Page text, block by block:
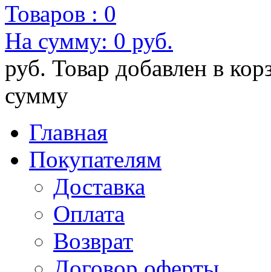
Товаров : 0
На сумму: 0 руб.
руб. Товар добавлен в
сумму
Главная
Покупателям
Доставка
Оплата
Возврат